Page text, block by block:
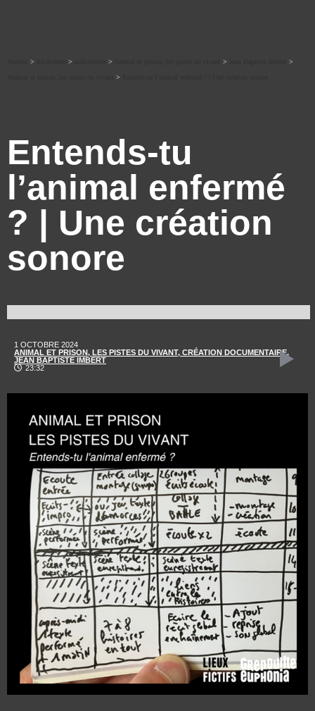
> > > >
>
>
Entends-tu
l’animal enfermé
? | Une création
sonore
1 OCTOBRE 2024
ANIMAL ET PRISON, LES PISTES DU VIVANT, CRÉATION DOCUMENTAIRE,
JEAN BAPTISTE IMBERT
23:32